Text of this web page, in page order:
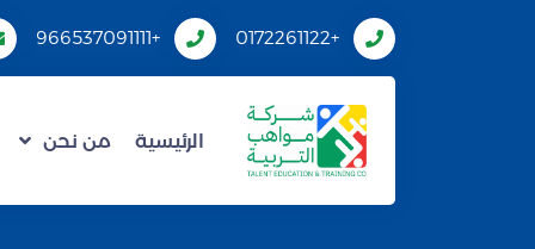
+0172261122
+966537091111
الرئيسية من نحن